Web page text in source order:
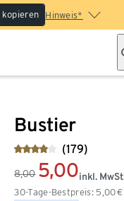
kopieren Hinweis*
Bustier
(179)
8,00 5,00
30-Tage-Bestpreis: 5,00€
inkl.